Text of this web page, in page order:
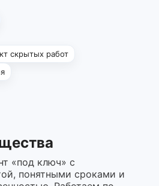
скрытых работ
«под ключ» с
понятными сроками и